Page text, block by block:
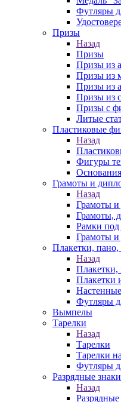
Футляры
Призы
Назад
Призы
Призы из
Призы из
Призы из
Призы из
Призы с
Литые
Пластиковые
Назад
Фигуры
Грамоты и
Назад
Грамоты
Грамоты,
Рамки
Грамоты и
Плакетки, пано,
Назад
Плакетки,
Плакетки
Футляры
Вымпелы
Тарелки
Назад
Тарелки
Тарелки
Футляры
Разрядные
Назад